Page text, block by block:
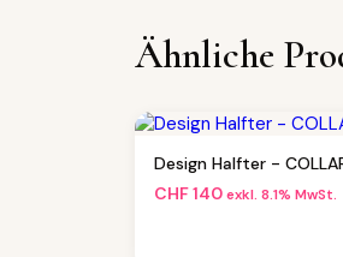
Ähnliche
Design Halfter -
CHF140exkl. 8.1% MwSt.